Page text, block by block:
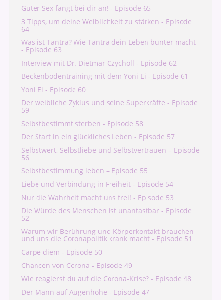
Guter Sex fängt bei dir an! - Episode 65
3 Tipps, um deine Weiblichkeit zu stärken - Episode
64
Was ist Tantra? Wie Tantra dein Leben bunter macht
- Episode 63
Interview mit Dr. Dietmar Czycholl - Episode 62
Beckenbodentraining mit dem Yoni Ei - Episode 61
Yoni Ei - Episode 60
Der weibliche Zyklus und seine Superkräfte - Episode
59
Selbstbestimmt sterben - Episode 58
Der Start in ein glückliches Leben - Episode 57
Selbstwert, Selbstliebe und Selbstvertrauen – Episode
56
Selbstbestimmung leben – Episode 55
Liebe und Verbindung in Freiheit - Episode 54
Nur die Wahrheit macht uns frei! - Episode 53
Die Würde des Menschen ist unantastbar - Episode
52
Warum wir Berührung und Körperkontakt brauchen
und uns die Coronapolitik krank macht - Episode 51
Carpe diem - Episode 50
Chancen von Corona - Episode 49
Wie reagierst du auf die Corona-Krise? - Episode 48
Der Mann auf Augenhöhe - Episode 47